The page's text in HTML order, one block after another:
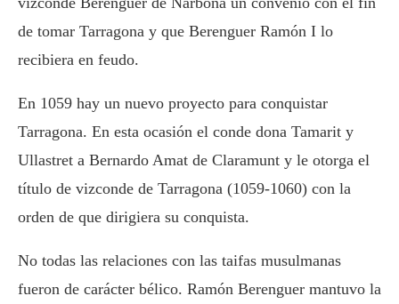
de tomar Tarragona y que Berenguer Ramón I lo
recibiera en feudo.
En 1059 hay un nuevo proyecto para conquistar
Tarragona. En esta ocasión el conde dona Tamarit y
Ullastret a Bernardo Amat de Claramunt y le otorga el
título de vizconde de Tarragona (1059-1060) con la
orden de que dirigiera su conquista.
No todas las relaciones con las taifas musulmanas
fueron de carácter bélico. Ramón Berenguer mantuvo la